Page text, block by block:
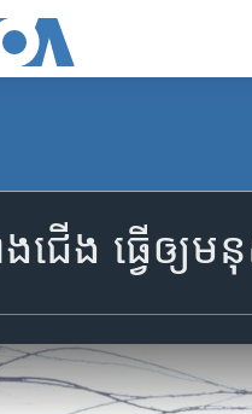
ជើង ធ្វើ​ឲ្យ​